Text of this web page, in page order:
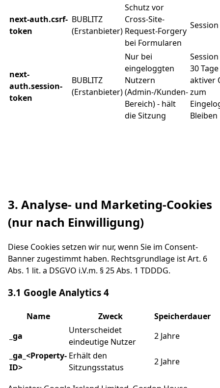
next-auth.csrf-
token
BUBLITZ
(Erstanbieter)
Schutz vor
Cross-Site-
Request-Forgery
bei Formularen
Session
next-
auth.session-
token
BUBLITZ
(Erstanbieter)
Nur bei
eingeloggten
Nutzern
(Admin-/Kunden-
Bereich) - hält
die Sitzung
30
aktiver
zum
Bleiben
3. Analyse- und Marketing-Cookies
(nur nach Einwilligung)
Diese Cookies setzen wir nur, wenn Sie im Consent-
Banner zugestimmt haben. Rechtsgrundlage ist Art. 6
Abs. 1 lit. a DSGVO i.V.m. § 25 Abs. 1 TDDDG.
3.1 Google Analytics 4
Name Zweck
Speicherdauer
_ga
Unterscheidet
eindeutige Nutzer
2 Jahre
_ga_<Property-
ID>
Erhält den
Sitzungsstatus
2 Jahre